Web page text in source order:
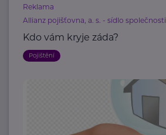
Reklama
Allianz pojišťovna, a. s. - sídlo společnosti
Kdo vám kryje záda?
Pojištění